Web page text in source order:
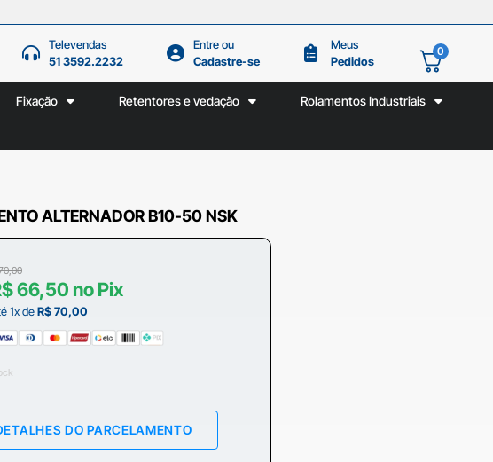
Televendas
51 3592.2232
Entre ou
Cadastre-se
Meus
Pedidos
0
Fixação Retentores e vedação
Rolamentos Industriais
ALTERNADOR B10-50 NSK
1x deR$70,00
66,50 no Pix
DO PARCELAMENTO